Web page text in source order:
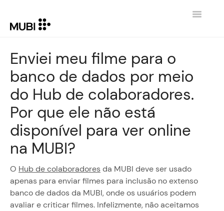
Toggle
CONTATO
VOLTAR PARA MUBI.COM
Enviei meu filme para o
banco de dados por meio
do Hub de colaboradores.
Por que ele não está
disponível para ver online
na MUBI?
O Hub de colaboradoresda MUBI deve ser usado
apenas para enviar filmes para inclusão no extenso
banco de dados da MUBI, onde os usuários podem
avaliar e criticar filmes. Infelizmente, não aceitamos